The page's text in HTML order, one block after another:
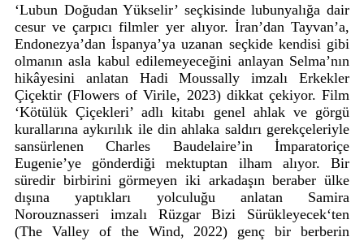
‘Lubun Doğudan Yükselir’ seçkisinde lubunyalığa dair
cesur ve çarpıcı filmler yer alıyor. İran’dan Tayvan’a,
Endonezya’dan İspanya’ya uzanan seçkide kendisi gibi
olmanın asla kabul edilemeyeceğini anlayan Selma’nın
hikâyesini anlatan Hadi Moussally imzalı Erkekler
Çiçektir (Flowers of Virile, 2023) dikkat çekiyor. Film
‘Kötülük Çiçekleri’ adlı kitabı genel ahlak ve görgü
kurallarına aykırılık ile din ahlaka saldırı gerekçeleriyle
sansürlenen Charles Baudelaire’in İmparatoriçe
Eugenie’ye gönderdiği mektuptan ilham alıyor. Bir
süredir birbirini görmeyen iki arkadaşın beraber ülke
dışına yaptıkları yolculuğu anlatan Samira
Norouznasseri imzalı Rüzgar Bizi Sürükleyecek‘ten
(The Valley of the Wind, 2022) genç bir berberin